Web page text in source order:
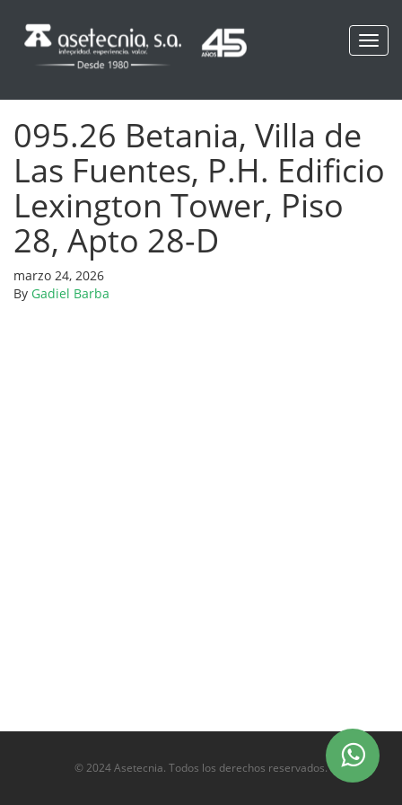
095.26 Betania, Villa de
Las Fuentes, P.H. Edificio
Lexington Tower, Piso
28, Apto 28-D
marzo 24, 2026
By Gadiel Barba
© 2024 Asetecnia. Todos los derechos reservados.